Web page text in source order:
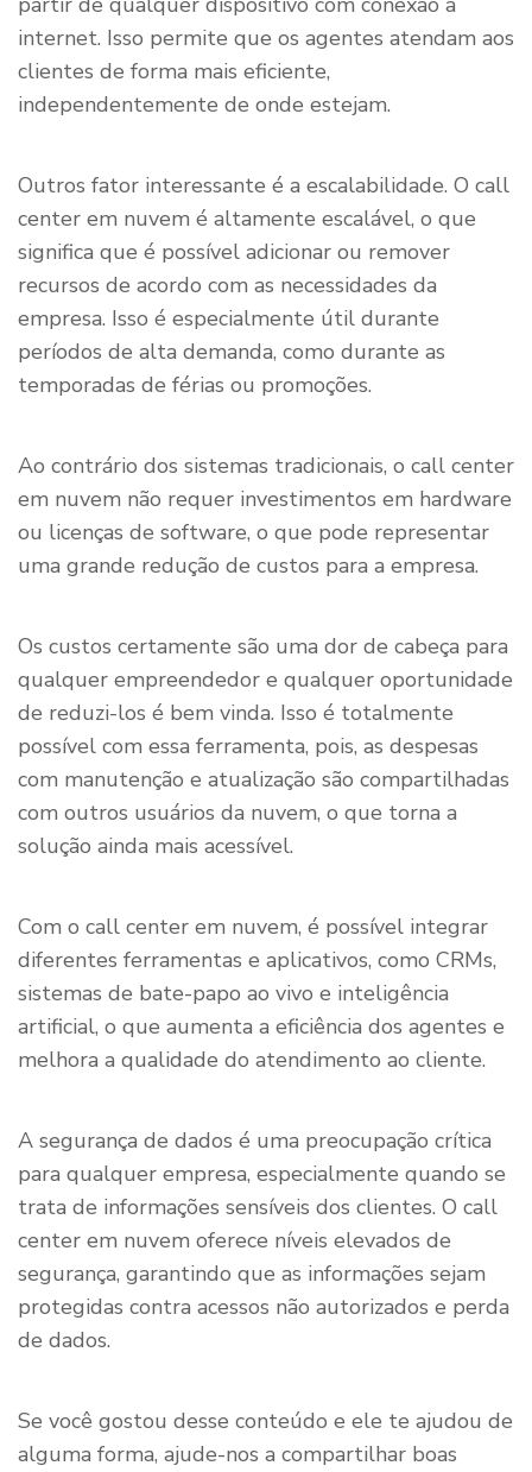
internet. Isso permite que os agentes atendam aos
clientes de forma mais eficiente,
independentemente de onde estejam.
Outros fator interessante é a escalabilidade. O call
center em nuvem é altamente escalável, o que
significa que é possível adicionar ou remover
recursos de acordo com as necessidades da
empresa. Isso é especialmente útil durante
períodos de alta demanda, como durante as
temporadas de férias ou promoções.
Ao contrário dos sistemas tradicionais, o call center
em nuvem não requer investimentos em hardware
ou licenças de software, o que pode representar
uma grande redução de custos para a empresa.
Os custos certamente são uma dor de cabeça para
qualquer empreendedor e qualquer oportunidade
de reduzi-los é bem vinda. Isso é totalmente
possível com essa ferramenta, pois, as despesas
com manutenção e atualização são compartilhadas
com outros usuários da nuvem, o que torna a
solução ainda mais acessível.
Com o call center em nuvem, é possível integrar
diferentes ferramentas e aplicativos, como CRMs,
sistemas de bate-papo ao vivo e inteligência
artificial, o que aumenta a eficiência dos agentes e
melhora a qualidade do atendimento ao cliente.
A segurança de dados é uma preocupação crítica
para qualquer empresa, especialmente quando se
trata de informações sensíveis dos clientes. O call
center em nuvem oferece níveis elevados de
segurança, garantindo que as informações sejam
protegidas contra acessos não autorizados e perda
de dados.
Se você gostou desse conteúdo e ele te ajudou de
alguma forma, ajude-nos a compartilhar boas